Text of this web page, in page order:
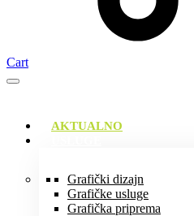
Cart
AKTUALNO
Grafički dizajn
Grafičke usluge
Grafička priprema